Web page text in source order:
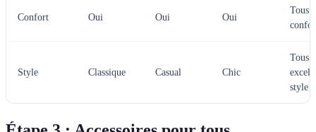
Confort Oui Oui Oui
Tous
Style Classique Casual Chic
Tous
style